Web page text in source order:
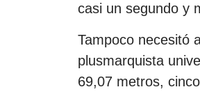
casi un segundo y
Tampoco necesitó
plusmarquista
69,07 metros,